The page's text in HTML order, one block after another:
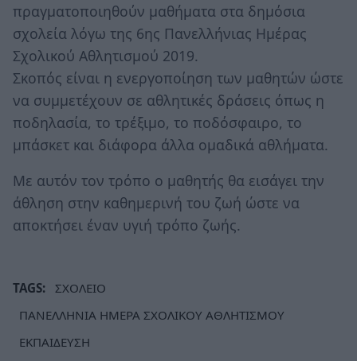
πραγματοποιηθούν μαθήματα στα δημόσια
σχολεία λόγω της 6ης Πανελλήνιας Ημέρας
Σχολικού Αθλητισμού 2019.
Σκοπός είναι η ενεργοποίηση των μαθητών ώστε
να συμμετέχουν σε αθλητικές δράσεις όπως η
ποδηλασία, το τρέξιμο, το ποδόσφαιρο, το
μπάσκετ και διάφορα άλλα ομαδικά αθλήματα.
Με αυτόν τον τρόπο ο μαθητής θα εισάγει την
άθληση στην καθημερινή του ζωή ώστε να
αποκτήσει έναν υγιή τρόπο ζωής.
TAGS:
ΣΧΟΛΕΙΟ
ΠΑΝΕΛΛΗΝΙΑ ΗΜΕΡΑ ΣΧΟΛΙΚΟΥ ΑΘΛΗΤΙΣΜΟΥ
ΕΚΠΑΙΔΕΥΣΗ